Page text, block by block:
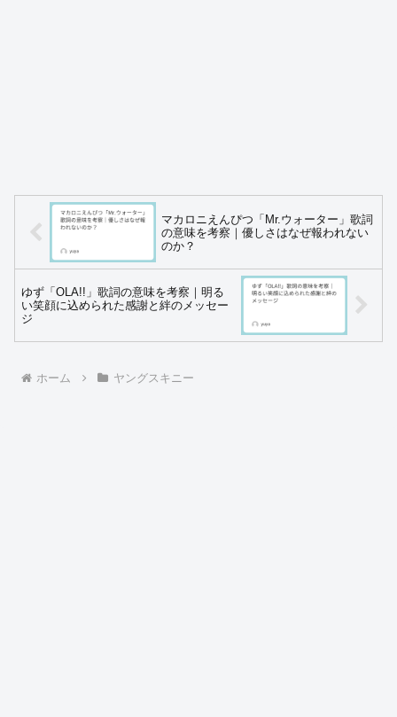
マカロニえんぴつ「Mr.ウォーター」歌詞
の意味を考察｜優しさはなぜ報われない
のか？
ゆず「OLA!!」歌詞の意味を考察｜明る
い笑顔に込められた感謝と絆のメッセー
ジ
ホーム ヤングスキニー